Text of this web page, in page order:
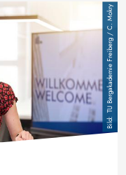
TU Bergakademie Freiberg / C. Mokry